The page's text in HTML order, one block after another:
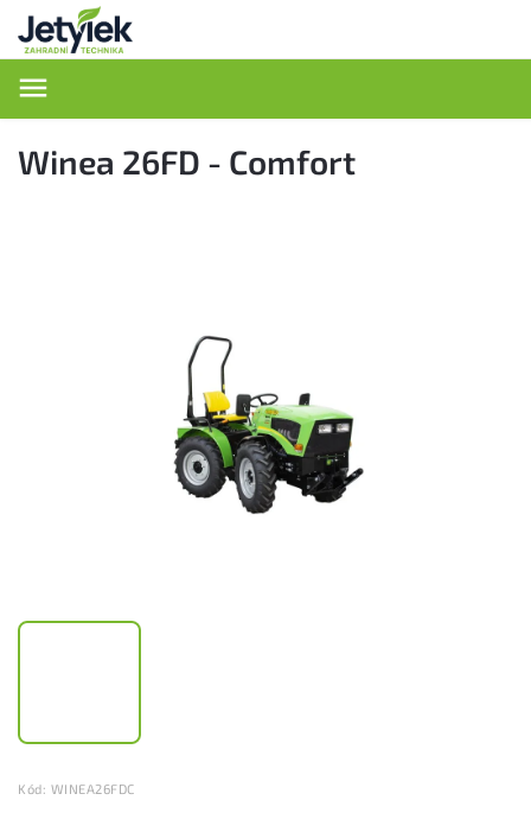
Winea 26FD - Comfort
Kód: WINEA26FDC